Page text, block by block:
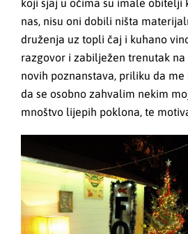
koji sjaj u očima su imale obitelji
nas, nisu oni dobili ništa
druženja uz topli čaj i kuhano
razgovor i zabilježen trenutak
novih poznanstava, priliku da
da se osobno zahvalim nekim
mnoštvo lijepih poklona, te